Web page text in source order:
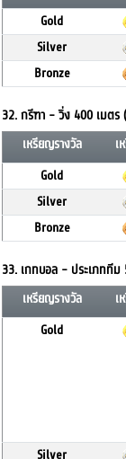
Gold
Silver
Bronze
32. กรีฑา - วิ่ง 400 เมต
เหรียญรางวัล
เ
Gold
Silver
Bronze
33. เกทบอล - ประเภทที
เหรียญรางวัล
เ
Gold
Silver